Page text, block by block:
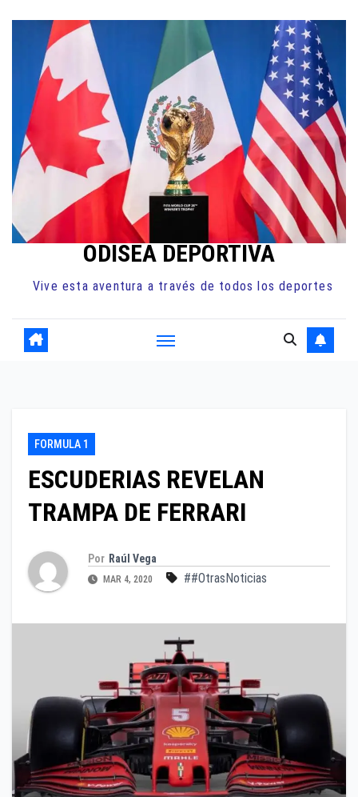
contenido
ODISEA DEPORTIVA
Vive esta aventura a través de todos los deportes
FORMULA 1
ESCUDERIAS REVELAN
TRAMPA DE FERRARI
Por Raúl Vega
MAR 4, 2020 ##OtrasNoticias